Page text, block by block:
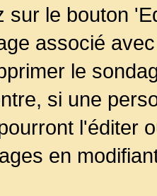
sur le bouton
associé
le
si une
l'éditer
en